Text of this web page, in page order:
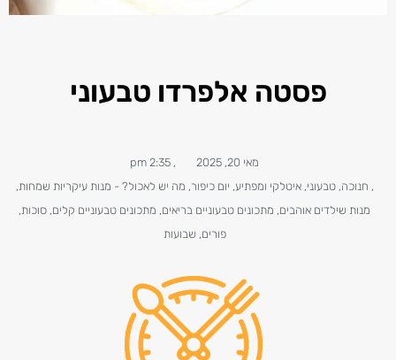
פסטה אלפרדו טבעוני
מאי 20, 2025 ,
2:35 pm
, חנוכה,טבעוני, איטלקי ומפתיע, יום כיפור, מה יש לאכול? - מנות עיקריות שמחות,
מנות שילדים אוהבים, מתכונים טבעוניים​ בריאים, מתכונים טבעוניים קלים, סוכות,
פורים, שבועות